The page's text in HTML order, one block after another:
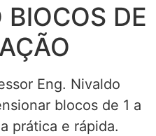
BlOCOS DE
Eng. Nivaldo
blocos de 1 a
prática e rápida.